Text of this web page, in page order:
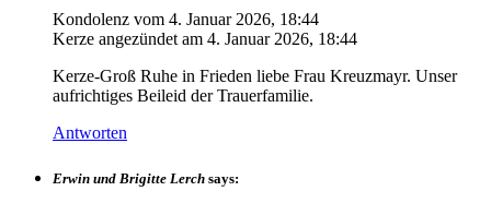
Kondolenz vom 4. Januar 2026, 18:44
Kerze angezündet am 4. Januar 2026, 18:44
Kerze-Groß Ruhe in Frieden liebe Frau Kreuzmayr. Unser
aufrichtiges Beileid der Trauerfamilie.
Antworten
Erwin und Brigitte Lerch says: